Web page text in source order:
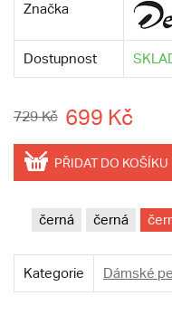
Značka
Dostupnost
729 Kč 699 Kč
PŘIDAT DO KOŠÍKU
černá černá
Kategorie Dámské